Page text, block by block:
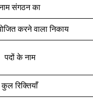
संगठन का
करने वाला निकाय
पदों के नाम
कुल रिक्तियाँ